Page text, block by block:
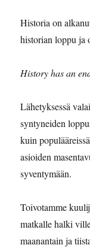
Historia on
historian loppu ja
History has an
Lähetyksessä
syntyneiden
kuin
asioiden
syventymään.
Toivotamme
matkalle halki
maanantain ja